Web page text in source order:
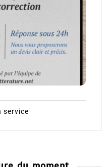
service